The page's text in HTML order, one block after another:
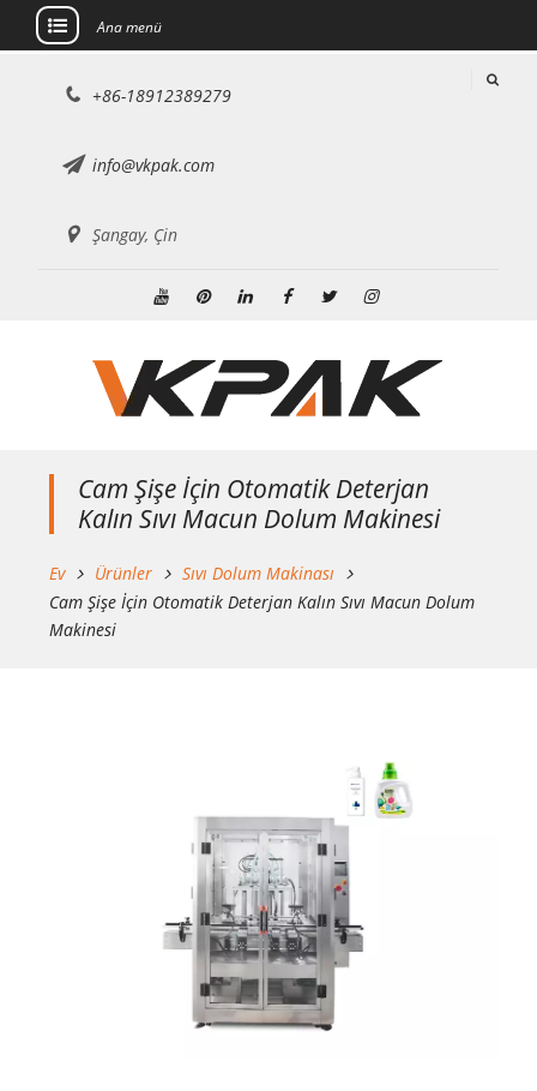
Ana menü
+86-18912389279
info@vkpak.com
Şangay, Çin
Cam Şişe İçin Otomatik Deterjan
Kalın Sıvı Macun Dolum Makinesi
Ev Ürünler
Sıvı Dolum Makinası
Cam Şişe İçin Otomatik Deterjan Kalın Sıvı Macun Dolum
Makinesi